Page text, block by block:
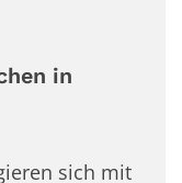
in
sich mit